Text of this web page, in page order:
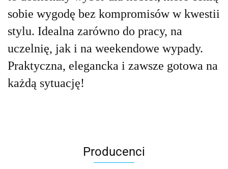
sobie wygodę bez kompromisów w kwestii
stylu. Idealna zarówno do pracy, na
uczelnię, jak i na weekendowe wypady.
Praktyczna, elegancka i zawsze gotowa na
każdą sytuację!
Producenci